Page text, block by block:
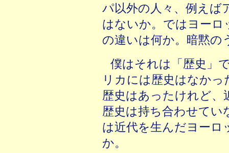
パ以外の人々、例えば
はないか。ではヨーロ
の違いは何か。暗黙の
僕はそれは「歴史」
リカには歴史はなか
歴史はあったけれど、
歴史は持ち合わせて
は近代を生んだヨー
か。